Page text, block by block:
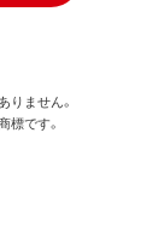
ません。
です。